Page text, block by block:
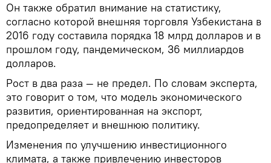
Он также обратил внимание на статистику,
согласно которой внешняя торговля Узбекистана в
2016 году составила порядка 18 млрд долларов и в
прошлом году, пандемическом, 36 миллиардов
долларов.
Рост в два раза — не предел. По словам эксперта,
это говорит о том, что модель экономического
развития, ориентированная на экспорт,
предопределяет и внешнюю политику.
Изменения по улучшению инвестиционного
климата, а также привлечению инвесторов